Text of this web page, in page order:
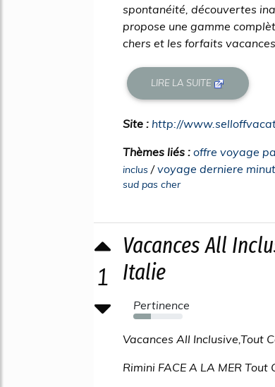
spontanéité, découvertes
propose une gamme
chers et les forfaits vacances
LIRE LA SUITE
Site : http://
Thèmes liés : offre voyage
inclus /voyage derniere
sud pas cher
1
Vacances All
Italie
Pertinence
36%
Vacances All Inclusive,Tout
Rimini FACE A LA MER